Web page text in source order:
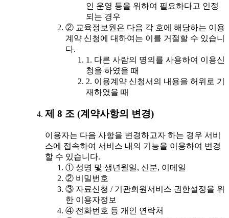
인 운영 등을 위하여 필요하다고 인정
되는 경우
② 교육정보원은 다음 각 호에 해당하는 이용
계약 신청에 대하여는 이를 거절할 수 있습니
다.
1. 다른 사람의 명의를 사용하여 이용신
청을 하였을 때
2. 이용계약 신청서의 내용을 허위로 기
재하였을 때
제 8 조 (계약사항의 변경)
이용자는 다음 사항을 변경하고자 하는 경우 서비
스에 접속하여 서비스 내의 기능을 이용하여 변경
할 수 있습니다.
① 성명 및 생년월일, 신분, 이메일
② 비밀번호
③ 자료신청 / 기관회원서비스 권한설정을 위
한 이용자정보
④ 전화번호 등 개인 연락처